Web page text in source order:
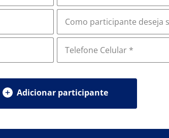
Como participante deseja
Telefone Celular *
Adicionar participante